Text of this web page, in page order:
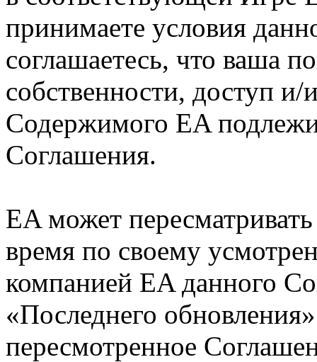
принимаете условия
соглашаетесь, что ваша
собственности, доступ и/
Содержимого EA
Соглашения.
EA может
время по своему
компанией EA данного
«Последнего
пересмотренное